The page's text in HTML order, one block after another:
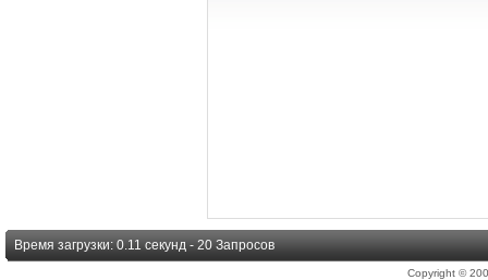
Время загрузки: 0.11 секунд - 20 Запросов
Copyright ©